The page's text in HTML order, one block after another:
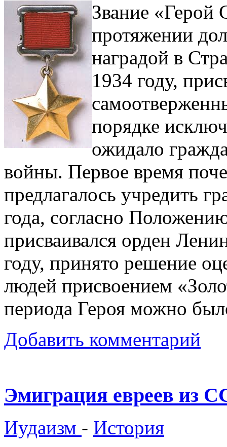
Звание «Герой
протяжении
наградой в
1934 году,
порядке
ожидало
войны. Первое время
предлагалось учредить
года, согласно
присваивался орден
году, принято решение
людей присвоением
периода Героя можно
Добавить комментарий
Эмиграция евреев из
Иудаизм - История